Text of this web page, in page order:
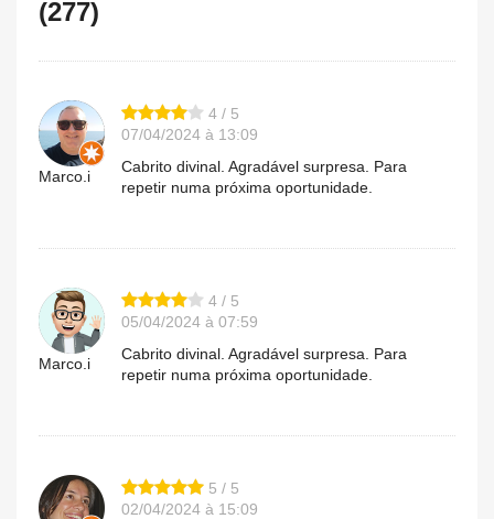
(277)
Marco.i
4 / 5
07/04/2024 à 13:09
Cabrito divinal. Agradável surpresa. Para
repetir numa próxima oportunidade.
Marco.i
4 / 5
05/04/2024 à 07:59
Cabrito divinal. Agradável surpresa. Para
repetir numa próxima oportunidade.
5 / 5
02/04/2024 à 15:09